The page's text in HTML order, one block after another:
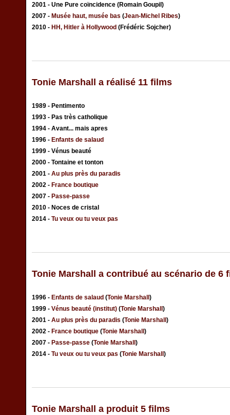
2001 - Une Pure coïncidence (Romain Goupil)
2007 - Musée haut, musée bas (Jean-Michel Ribes)
2010 - HH, Hitler à Hollywood (Frédéric Sojcher)
Tonie Marshall a réalisé 11 films
1989 - Pentimento
1993 - Pas très catholique
1994 - Avant... mais apres
1996 - Enfants de salaud
1999 - Vénus beauté
2000 - Tontaine et tonton
2001 - Au plus près du paradis
2002 - France boutique
2007 - Passe-passe
2010 - Noces de cristal
2014 - Tu veux ou tu veux pas
Tonie Marshall a contribué au scénario de 6
1996 - Enfants de salaud (Tonie Marshall)
1999 - Vénus beauté (institut) (Tonie Marshall)
2001 - Au plus près du paradis (Tonie Marshall)
2002 - France boutique (Tonie Marshall)
2007 - Passe-passe (Tonie Marshall)
2014 - Tu veux ou tu veux pas (Tonie Marshall)
Tonie Marshall a produit 5 films